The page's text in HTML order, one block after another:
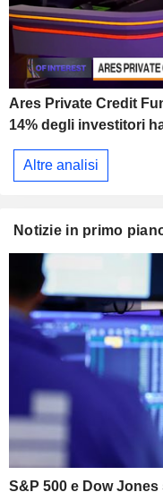
Ares Private Credit
14% degli investitori
Altre analisi
Notizie in primo
S&P 500 e Dow